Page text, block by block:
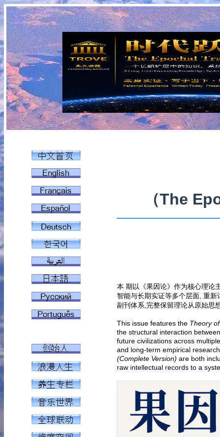
（The
本 期以《果因论》作为核心理论
智能与长期实证等多个层面, 重
副刊体系,完整保留理论从原始思
This issue features the Theory
the structural interaction
future civilizations across
and long-term empirical
(Complete Version) are both
raw intellectual records to a